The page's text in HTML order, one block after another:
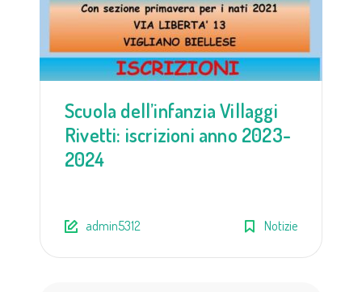
Scuola dell’infanzia Villaggi
Rivetti: iscrizioni anno 2023-
2024
admin5312 Notizie